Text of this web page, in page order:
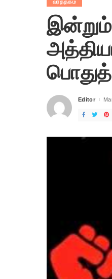
வர்த்தகம்
பொதுத்
Posted
Editor